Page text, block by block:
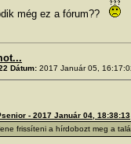
még ez a fórum??
Dátum: 2017 Január 05,
- 2017 Január 04, 18:38:13
frissíteni a hírdobozt meg a